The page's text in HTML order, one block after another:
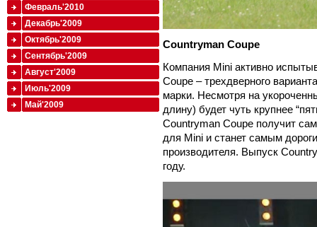
CountrymanCoupe
Компания Mini активно
Coupe – трехдверного
марки. Несмотря на
длину) будет чуть крупнее
Countryman Coupe получит
для Mini и станет самым
производителя. Выпуск
году.
Февраль'2010
Декабрь'2009
Октябрь'2009
Сентябрь'2009
Август'2009
Июль'2009
Май'2009